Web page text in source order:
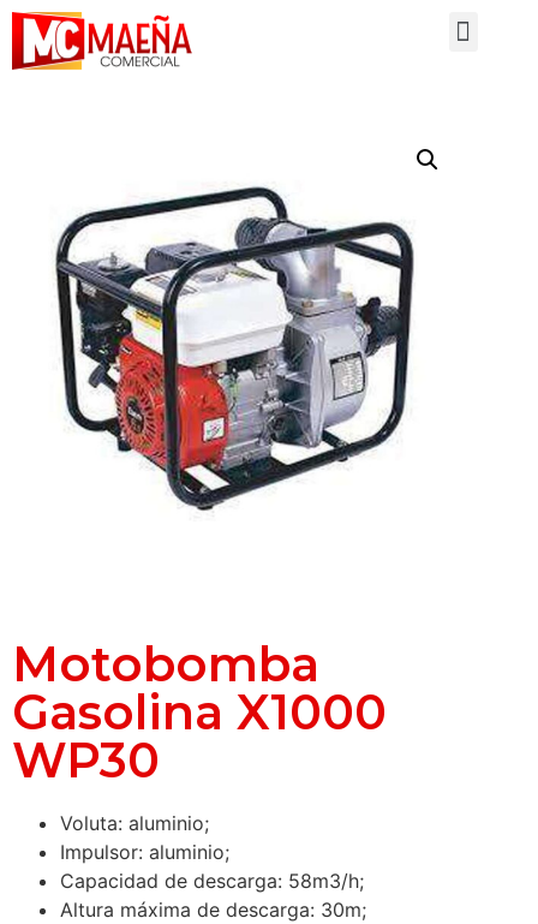
Motobomba
Gasolina X1000
WP30
Voluta: aluminio;
Impulsor: aluminio;
Capacidad de descarga: 58m3/h;
Altura máxima de descarga: 30m;